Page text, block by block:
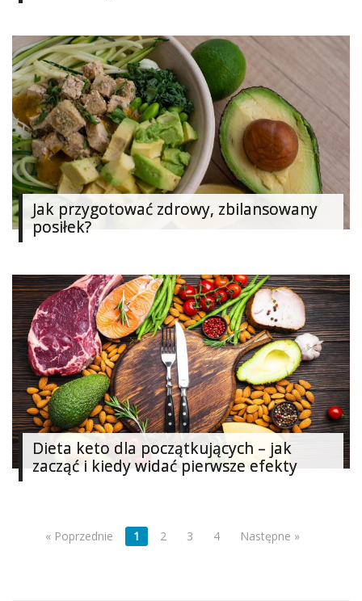
Jak przygotować zdrowy, zbilansowany
posiłek?
Dieta keto dla początkujących – jak
zacząć i kiedy widać pierwsze efekty
« Poprzednie 1 2 3 4 Następne »